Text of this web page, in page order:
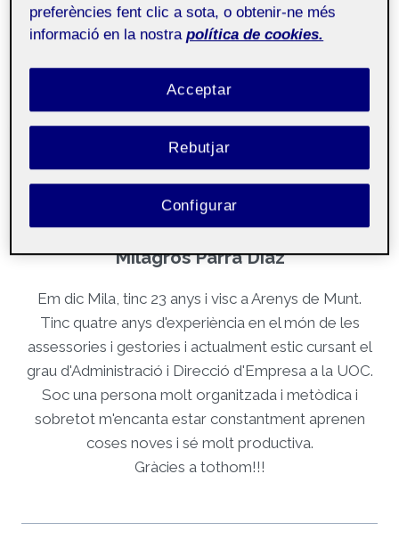
d
c
o
d
00:00 00:49
Milagros Parra Diaz
Em dic Mila, tinc 23 anys i visc a Arenys de Munt.
Tinc quatre anys d'experiència en el món de les
assessories i gestories i actualment estic cursant el
grau d'Administració i Direcció d'Empresa a la UOC.
Soc una persona molt organitzada i metòdica i
sobretot m'encanta estar constantment aprenen
coses noves i sé molt productiva.
Gràcies a tothom!!!
preferències fent clic a sota, o obtenir-ne més
informació en la nostra política de cookies.
Rebutjar
Acceptar
Configurar